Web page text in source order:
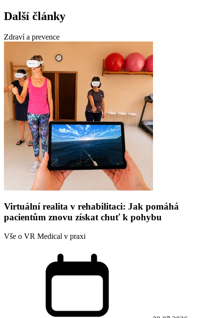
Další články
Zdraví a prevence
Virtuální realita v rehabilitaci: Jak pomáhá
pacientům znovu získat chuť k pohybu
Vše o VR Medical v praxi